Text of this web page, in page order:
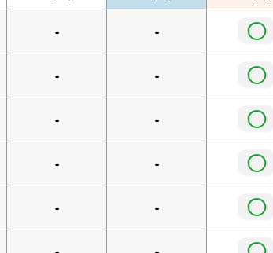
- - ◯
- - ◯
- - ◯
- - ◯
- - ◯